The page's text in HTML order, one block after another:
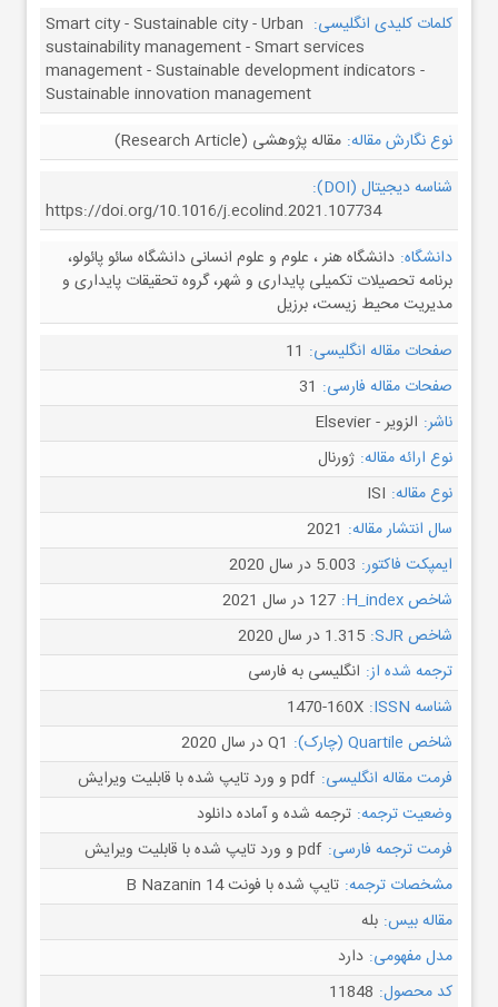
کلمات کلیدی انگلیسی: Smart city - Sustainable city - Urban
sustainability management - Smart services
management - Sustainable development indicators -
Sustainable innovation management
نوع نگارش مقاله: مقاله پژوهشی (Research Article)
شناسه دیجیتال (DOI):
https://doi.org/10.1016/j.ecolind.2021.107734
دانشگاه: دانشگاه هنر ، علوم و علوم انسانی دانشگاه سائو پائولو،
برنامه تحصیلات تکمیلی پایداری و شهر، گروه تحقیقات پایداری و
مدیریت محیط زیست، برزیل
صفحات مقاله انگلیسی: 11
صفحات مقاله فارسی: 31
ناشر: الزویر - Elsevier
نوع ارائه مقاله: ژورنال
نوع مقاله: ISI
سال انتشار مقاله: 2021
ایمپکت فاکتور: 5.003 در سال 2020
شاخص H_index:
127 در سال 2021
شاخص SJR:
1.315 در سال 2020
ترجمه شده از: انگلیسی به فارسی
شناسه ISSN:
1470-160X
شاخص Quartile (چارک):
Q1 در سال 2020
فرمت مقاله انگلیسی: pdf و ورد تایپ شده با قابلیت ویرایش
وضعیت ترجمه: ترجمه شده و آماده دانلود
فرمت ترجمه فارسی: pdf و ورد تایپ شده با قابلیت ویرایش
مشخصات ترجمه: تایپ شده با فونت B Nazanin 14
مقاله بیس: بله
مدل مفهومی: دارد
کد محصول: 11848